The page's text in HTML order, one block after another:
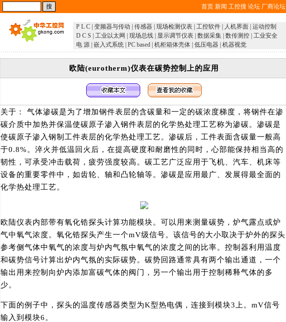
首页 新闻 工控搜 论坛 厂商论坛
P L C 变频器与传动 传感器 现场检测仪表 工控软件 人机界面 运动控制
D C S
工业以太网 现场总线 显示调节仪表 数据采集 数传测控 工业安全
电 源 嵌入式系统 PC based 机柜箱体壳体 低压电器 机器视觉
欧陆(eurotherm)仪表在碳势控制上的应用
关于： 气体渗碳是为了增加钢件表层的含碳量和一定的碳浓度梯度，将钢件在渗
碳介质中加热并保温使碳原子渗入钢件表层的化学热处理工艺称为渗碳。渗碳是
使碳原子渗入钢制工件表层的化学热处理工艺。渗碳后，工件表面含碳量一般高
于0.8%。淬火并低温回火后，在提高硬度和耐磨性的同时，心部能保持相当高的
韧性，可承受冲击载荷，疲劳强度较高。碳工艺广泛应用于飞机、汽车、机床等
设备的重要零件中，如齿轮、轴和凸轮轴等。渗碳是应用最广、发展得最全面的
化学热处理工艺。
欧陆仪表内部带有氧化锆探头计算功能模块。可以用来测量碳势，炉气露点或炉
气中氧气浓度。氧化锆探头产生一个mV级信号。该信号的大小取决于炉外的探头
参考侧气体中氧气的浓度与炉内气氛中氧气的浓度之间的比率。控制器利用温度
和碳势信号计算出炉内气氛的实际碳势。碳势回路通常具有两个输出通道，一个
输出用来控制向炉内添加富碳气体的阀门，另一个输出用于控制稀释气体的多
少。
下面的例子中，探头的温度传感器类型为K型热电偶，连接到模块3上。mV信号
输入到模块6。